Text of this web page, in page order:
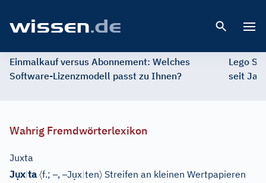
Einmalkauf versus Abonnement: Welches
Software-Lizenzmodell passt zu Ihnen?
Lego
seit
Wahrig Fremdwörterlexikon
Juxta
Jụx|ta 〈f.;–,–Jụx|ten〉 Streifen an kleinen Wertpapieren